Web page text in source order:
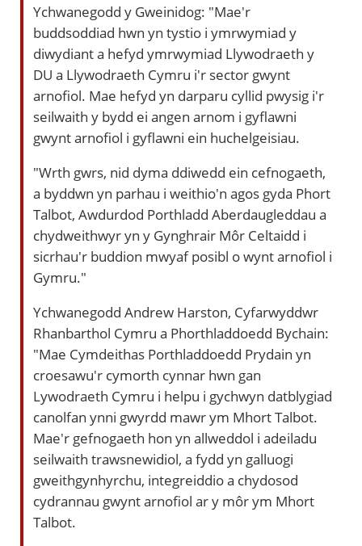
Ychwanegodd y Gweinidog: "Mae'r
buddsoddiad hwn yn tystio i ymrwymiad y
diwydiant a hefyd ymrwymiad Llywodraeth y
DU a Llywodraeth Cymru i'r sector gwynt
arnofiol. Mae hefyd yn darparu cyllid pwysig i'r
seilwaith y bydd ei angen arnom i gyflawni
gwynt arnofiol i gyflawni ein huchelgeisiau.
"Wrth gwrs, nid dyma ddiwedd ein cefnogaeth,
a byddwn yn parhau i weithio'n agos gyda Phort
Talbot, Awdurdod Porthladd Aberdaugleddau a
chydweithwyr yn y Gynghrair Môr Celtaidd i
sicrhau'r buddion mwyaf posibl o wynt arnofiol i
Gymru."
Ychwanegodd Andrew Harston, Cyfarwyddwr
Rhanbarthol Cymru a Phorthladdoedd Bychain:
"Mae Cymdeithas Porthladdoedd Prydain yn
croesawu'r cymorth cynnar hwn gan
Lywodraeth Cymru i helpu i gychwyn datblygiad
canolfan ynni gwyrdd mawr ym Mhort Talbot.
Mae'r gefnogaeth hon yn allweddol i adeiladu
seilwaith trawsnewidiol, a fydd yn galluogi
gweithgynhyrchu, integreiddio a chydosod
cydrannau gwynt arnofiol ar y môr ym Mhort
Talbot.